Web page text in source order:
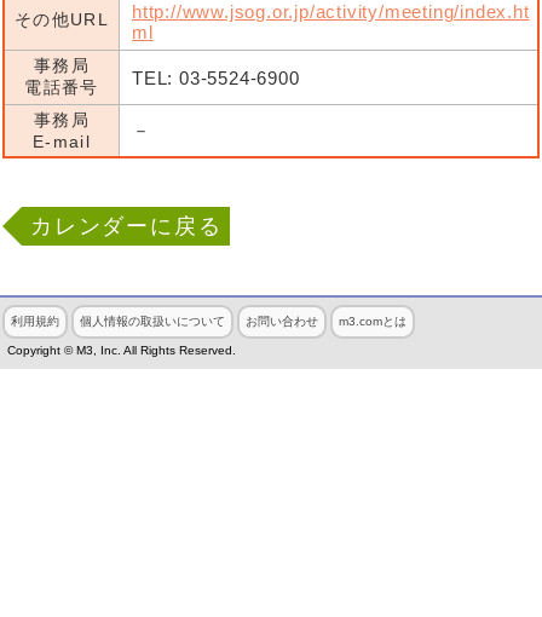
その他URL
http://www.jsog.or.jp/activity/meeting/index.ht
ml
事務局
電話番号
TEL: 03-5524-6900
事務局
E-mail
－
カレンダーに戻る
利用規約 個人情報の取扱いについて お問い合わせ m3.comとは
Copyright © M3, Inc. All Rights Reserved.